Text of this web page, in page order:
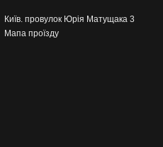
Київ. провулок Юрія Матущака 3
Мапа проїзду